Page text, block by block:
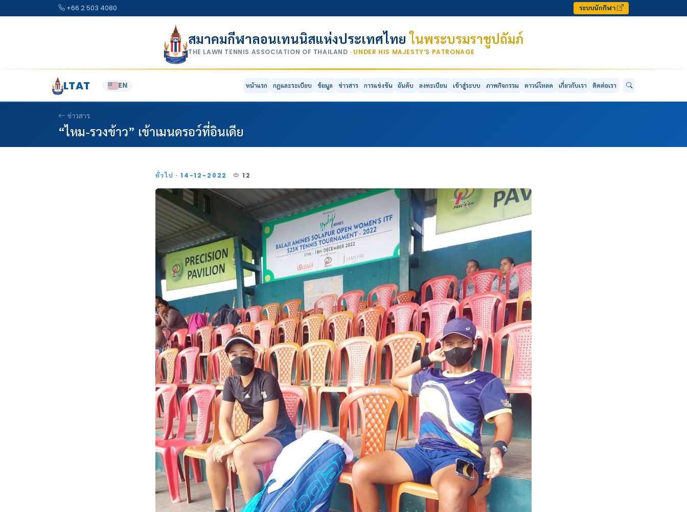
+66 2 503 4080 ระบบนักกีฬา
สมาคมกีฬาลอนเทนนิสแห่งประเทศไทยในพระบรมราชูปถัมภ์
THE LAWN TENNIS ASSOCIATION OF THAILAND · UNDER HIS MAJESTY’S PATRONAGE
LTAT EN หน้าแรก กฎและระเบียบ ข้อมูล ข่าวสาร การแข่งขัน อันดับ ลงทะเบียน เข้าสู่ระบบ ภาพกิจกรรม ดาวน์โหลด เกี่ยวกับเรา ติดต่อเรา
ข่าวสาร
“ไหม-รวงข้าว” เข้าเมนดรอว์ที่อินเดีย
ทั่วไป · 14-12-2022 12